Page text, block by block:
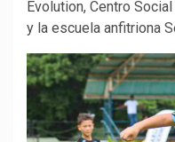
Evolution, Centro
y la escuela anfitriona